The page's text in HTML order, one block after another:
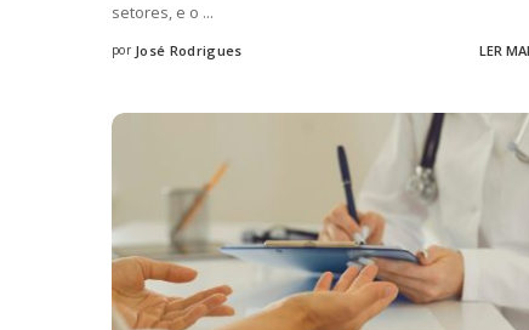
setores, e o ...
Posted
por José Rodrigues LER